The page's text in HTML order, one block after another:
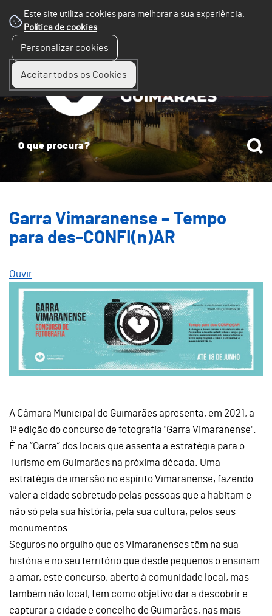
Este site utiliza cookies para melhorar a sua experiência.
Política de cookies.
Personalizar cookies
Aceitar todos os Cookies
Garra Vimaranense – Tempo
para des-CONFI(n)AR
Ouvir
A Câmara Municipal de Guimarães apresenta, em 2021, a
1ª edição do concurso de fotografia "Garra Vimaranense".
É na “Garra” dos locais que assenta a estratégia para o
Turismo em Guimarães na próxima década. Uma
estratégia de imersão no espírito Vimaranense, fazendo
valer a cidade sobretudo pelas pessoas que a habitam e
não só pela sua história, pela sua cultura, pelos seus
monumentos.
Seguros no orgulho que os Vimaranenses têm na sua
história e no seu território que desde pequenos o ensinam
a amar, este concurso, aberto à comunidade local, mas
também não local, tem como objetivo dar a descobrir e
capturar a cidade e concelho de Guimarães, nas mais